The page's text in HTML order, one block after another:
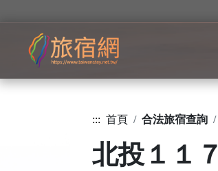
::: 首頁 合法旅宿查詢
北投１１７